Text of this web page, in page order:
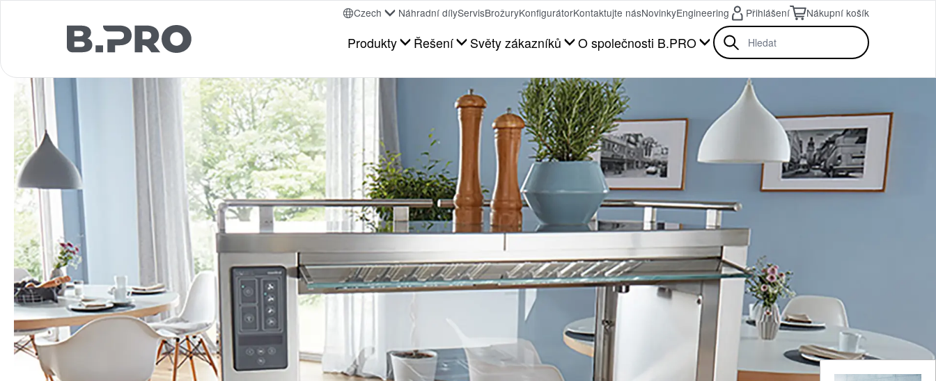
Produkty Řešení Světy zákazníků O společnosti B.PRO
Czech Náhradní dílyServisBrožuryKonfigurátorKontaktujte násNovinkyEngineering Přihlášení Nákupní košík